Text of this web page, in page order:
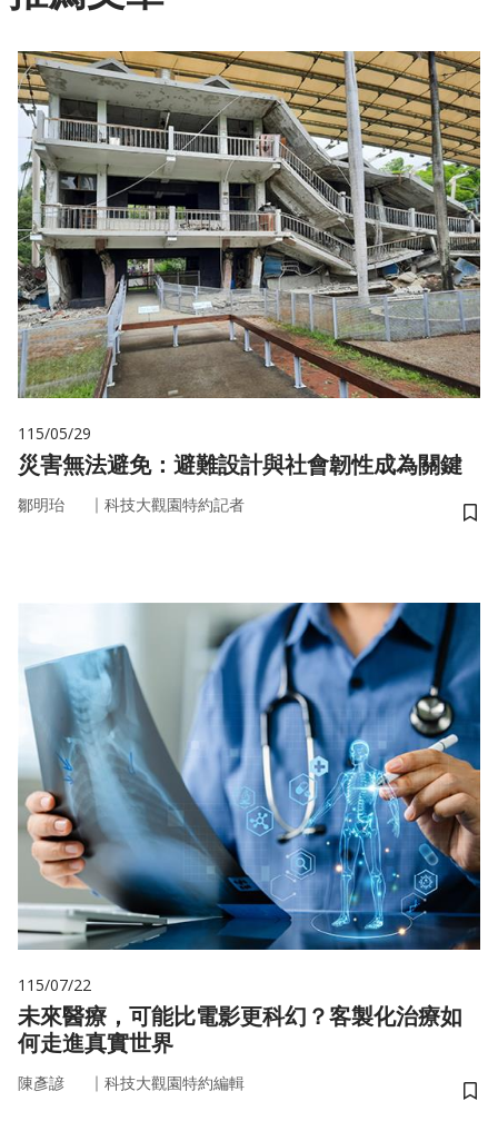
115/05/29
災害無法避免：避難設計與社會韌性成為關鍵
鄒明珆 ｜ 科技大觀園特約記者
儲
115/07/22
未來醫療，可能比電影更科幻？客製化治療如
何走進真實世界
陳彥諺 ｜ 科技大觀園特約編輯
儲